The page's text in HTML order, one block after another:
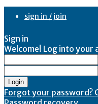
sign in / join
Sign in
Welcome! Log into your
Forgot your password?